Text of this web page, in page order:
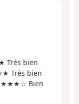
bien
Très bien
Bien